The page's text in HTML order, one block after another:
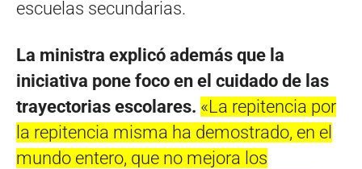
escuelas secundarias.
La ministra explicó además que la
iniciativa pone foco en el cuidado de las
trayectorias escolares. «La repitencia por
la repitencia misma ha demostrado, en el
mundo entero, que no mejora los